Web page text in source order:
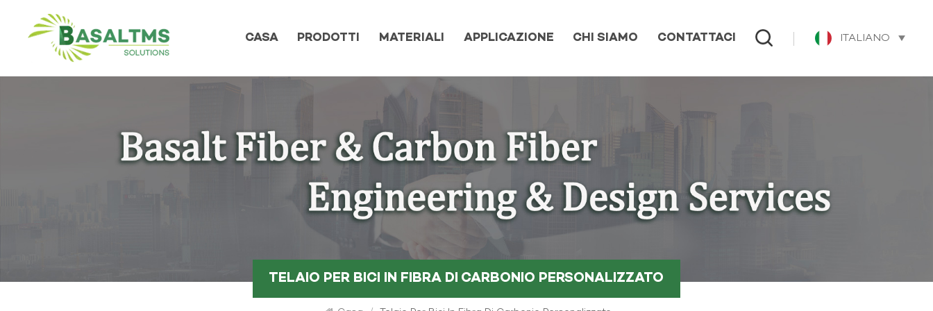
CASA PRODOTTI MATERIALI APPLICAZIONE CHI SIAMO CONTATTACI ITALIANO
TELAIO PER BICI IN FIBRA DI CARBONIO PERSONALIZZATO